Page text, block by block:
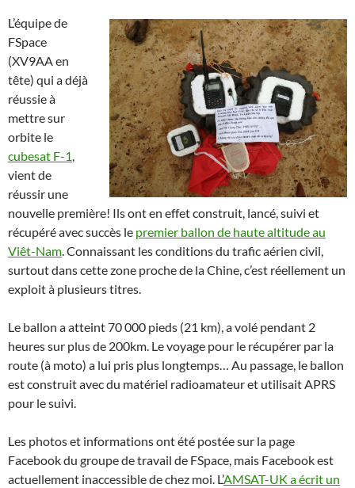
L’équipe de
FSpace
(XV9AA en
tête) qui a déjà
réussie à
mettre sur
orbite le
cubesat F-1,
vient de
réussir une
nouvelle première! Ils ont en effet construit, lancé, suivi et
récupéré avec succès le premier ballon de haute altitude au
Viêt-Nam. Connaissant les conditions du trafic aérien civil,
surtout dans cette zone proche de la Chine, c’est réellement un
exploit à plusieurs titres.
Le ballon a atteint 70 000 pieds (21 km), a volé pendant 2
heures sur plus de 200km. Le voyage pour le récupérer par la
route (à moto) a lui pris plus longtemps… Au passage, le ballon
est construit avec du matériel radioamateur et utilisait APRS
pour le suivi.
Les photos et informations ont été postée sur la page
Facebook du groupe de travail de FSpace, mais Facebook est
actuellement inaccessible de chez moi. L’AMSAT-UK a écrit un